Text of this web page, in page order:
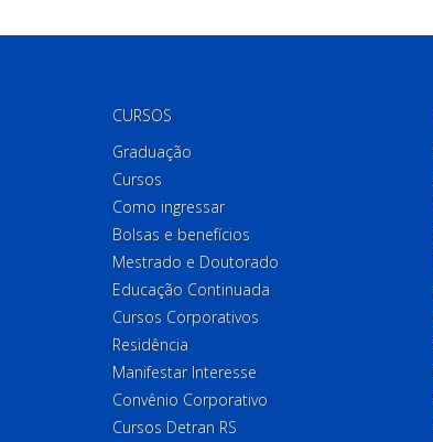
CURSOS
Graduação
Cursos
Como ingressar
Bolsas e benefícios
Mestrado e Doutorado
Educação Continuada
Cursos Corporativos
Residência
Manifestar Interesse
Convênio Corporativo
Cursos Detran RS